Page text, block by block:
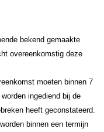
bekend gemaakte
overeenkomstig deze
moeten binnen 7
ingediend bij de
heeft geconstateerd.
binnen een termijn